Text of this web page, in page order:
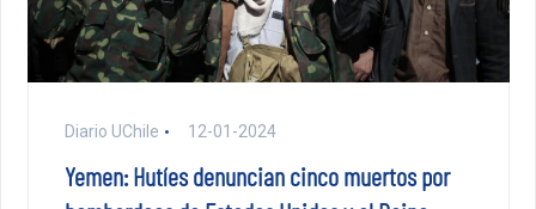
Diario UChile 12-01-2024
Yemen: Hutíes denuncian cinco muertos por